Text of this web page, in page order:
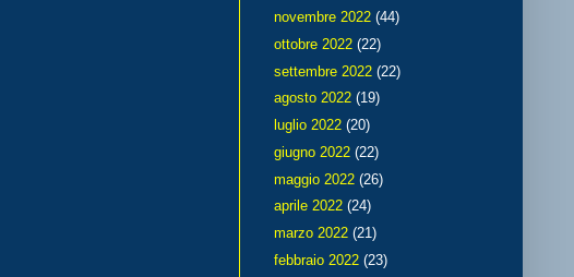
novembre 2022 (44)
ottobre 2022 (22)
settembre 2022 (22)
agosto 2022 (19)
luglio 2022 (20)
giugno 2022 (22)
maggio 2022 (26)
aprile 2022 (24)
marzo 2022 (21)
febbraio 2022 (23)